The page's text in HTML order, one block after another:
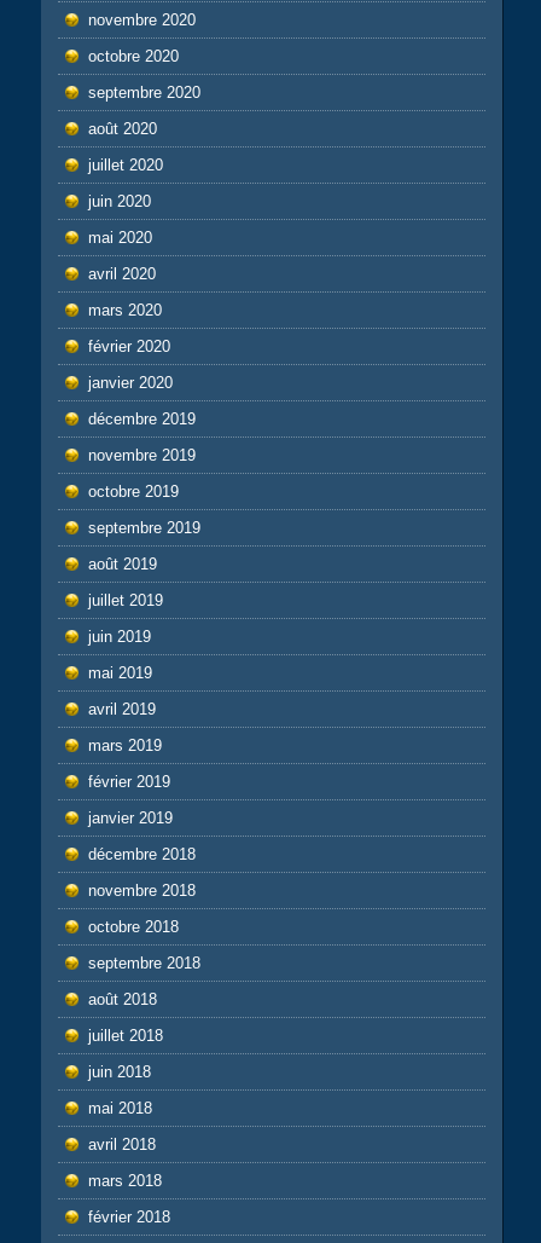
novembre 2020
octobre 2020
septembre 2020
août 2020
juillet 2020
juin 2020
mai 2020
avril 2020
mars 2020
février 2020
janvier 2020
décembre 2019
novembre 2019
octobre 2019
septembre 2019
août 2019
juillet 2019
juin 2019
mai 2019
avril 2019
mars 2019
février 2019
janvier 2019
décembre 2018
novembre 2018
octobre 2018
septembre 2018
août 2018
juillet 2018
juin 2018
mai 2018
avril 2018
mars 2018
février 2018